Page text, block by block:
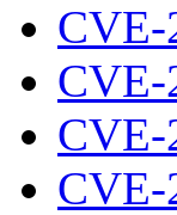
CVE-
CVE-
CVE-
CVE-